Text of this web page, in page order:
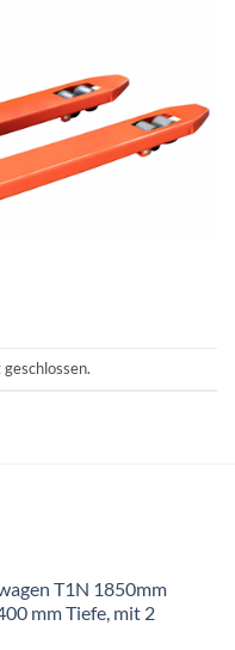
T1N 1850mm
mm Tiefe, mit 2